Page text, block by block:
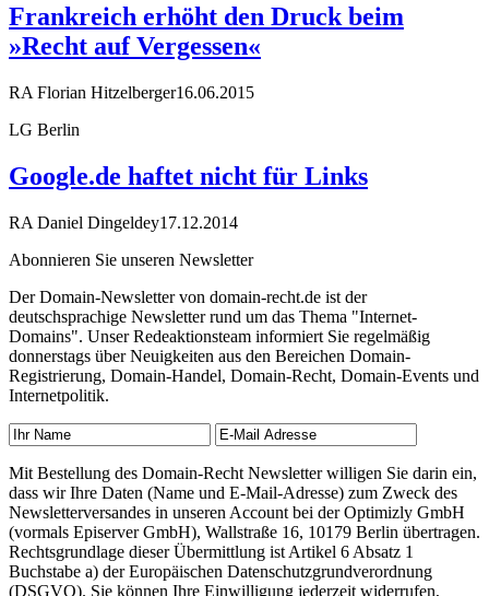
Frankreich erhöht den Druck beim
»Recht auf Vergessen«
RA Florian Hitzelberger16.06.2015
LG Berlin
Google.de haftet nicht für Links
RA Daniel Dingeldey17.12.2014
Abonnieren Sie unseren Newsletter
Der Domain-Newsletter von domain-recht.de ist der
deutschsprachige Newsletter rund um das Thema "Internet-
Domains". Unser Redeaktionsteam informiert Sie regelmäßig
donnerstags über Neuigkeiten aus den Bereichen Domain-
Registrierung, Domain-Handel, Domain-Recht, Domain-Events und
Internetpolitik.
Mit Bestellung des Domain-Recht Newsletter willigen Sie darin ein,
dass wir Ihre Daten (Name und E-Mail-Adresse) zum Zweck des
Newsletterversandes in unseren Account bei der Optimizly GmbH
(vormals Episerver GmbH), Wallstraße 16, 10179 Berlin übertragen.
Rechtsgrundlage dieser Übermittlung ist Artikel 6 Absatz 1
Buchstabe a) der Europäischen Datenschutzgrundverordnung
(DSGVO). Sie können Ihre Einwilligung jederzeit widerrufen,